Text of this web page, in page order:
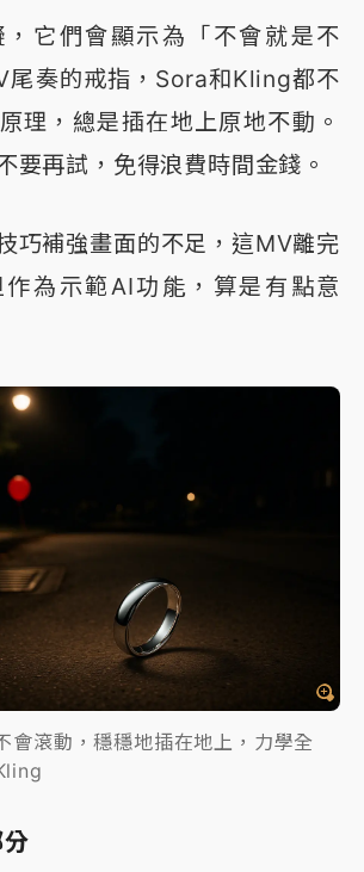
它們會顯示為「不會就是不
尾奏的戒指，Sora和Kling都不
理，總是插在地上原地不動。
要再試，免得浪費時間金錢。
巧補強畫面的不足，這MV離完
為示範AI功能，算是有點意
會滾動，穩穩地插在地上，力學全